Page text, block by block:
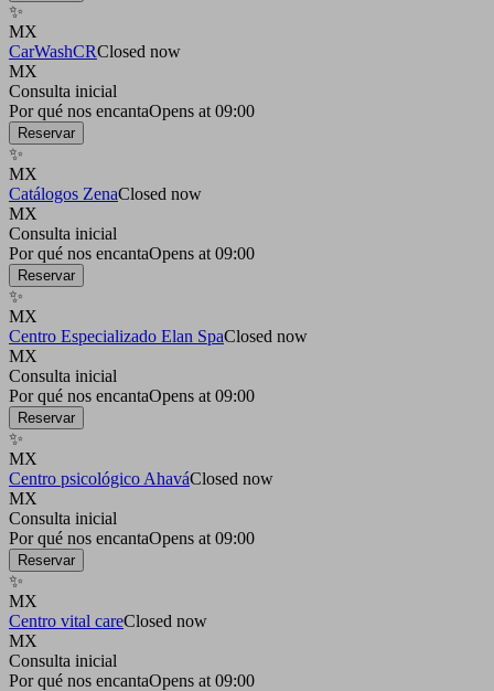
✨
MX
CarWashCRClosed now
MX
Consulta inicial
Por qué nos encantaOpens at 09:00
Reservar
✨
MX
Catálogos ZenaClosed now
MX
Consulta inicial
Por qué nos encantaOpens at 09:00
Reservar
✨
MX
Centro Especializado Elan SpaClosed now
MX
Consulta inicial
Por qué nos encantaOpens at 09:00
Reservar
✨
MX
Centro psicológico AhaváClosed now
MX
Consulta inicial
Por qué nos encantaOpens at 09:00
Reservar
✨
MX
Centro vital careClosed now
MX
Consulta inicial
Por qué nos encantaOpens at 09:00